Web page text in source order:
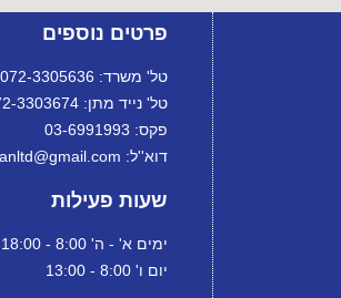
פרטים נוספים
טל' משרד: 072-3305636
טל' נייד מתן: 072-3303674
פקס: 03-6991993
דוא''ל: ortanltd@gmail.com
שעות פעילות
ימים א' - ה' 8:00 - 18:00
יום ו' 8:00 - 13:00